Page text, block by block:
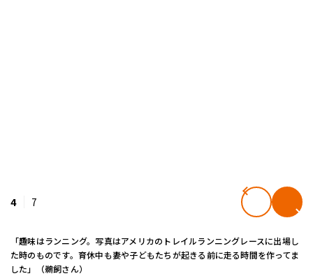
4 7
「趣味はランニング。写真はアメリカのトレイルランニングレースに出場し
た時のものです。育休中も妻や子どもたちが起きる前に走る時間を作ってま
した」（鵜飼さん）